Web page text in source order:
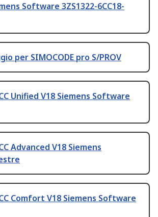
Software 3ZS1322-6CC18-
per SIMOCODE pro S/PROV
Unified V18 Siemens Software
Advanced V18 Siemens
Comfort V18 Siemens Software